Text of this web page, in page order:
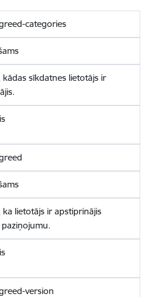
categories
kādas sīkdatnes lietotājs ir
ka lietotājs ir apstiprinājis
version